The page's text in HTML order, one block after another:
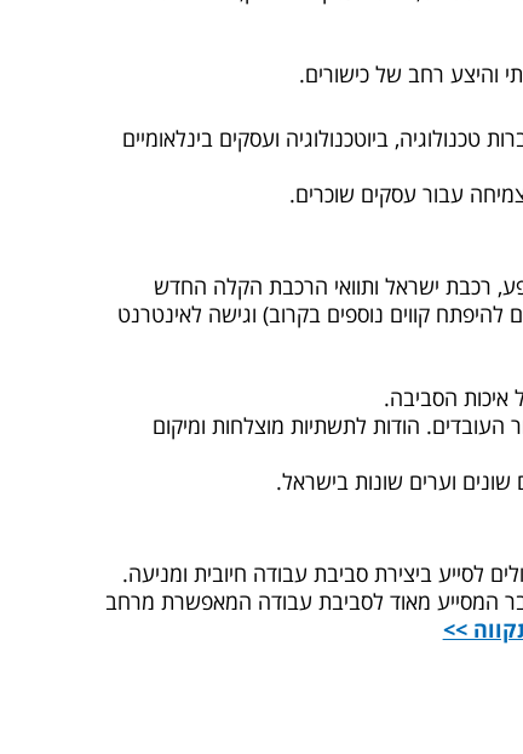
והיצע רחב של כישורים.
ביוטכנולוגיה ועסקים בינלאומיים
עבור עסקים שוכרים.
רכבת ישראל ותוואי הרכבת הקלה החדש
קווים נוספים בקרוב) וגישה לאינטרנט
איכות הסביבה.
הודות לתשתיות מוצלחות ומיקום
שונים וערים שונות בישראל.
לסייע ביצירת סביבת עבודה חיובית ומניעה.
המסייע מאוד לסביבת עבודה המאפשרת מרחב
>>